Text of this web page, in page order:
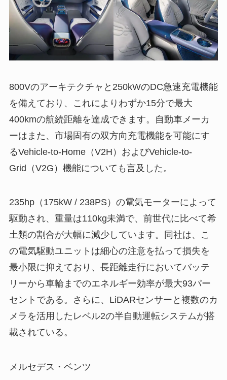
800Vのアーキテクチャと250kWのDC急速充電機能
を備えており、これによりわずか15分で最大
400kmの航続距離を達成できます。自動車メーカ
ーはまた、市場固有の双方向充電機能を可能にす
るVehicle-to-Home（V2H）およびVehicle-to-
Grid（V2G）機能についても言及した。
235hp（175kW / 238PS）の電気モーターによって
駆動され、重量は110kg未満で、前世代に比べて希
土類の割合が大幅に減少しています。同社は、こ
の電気駆動ユニットは細心の注意を払って損失を
最小限に抑えており、長距離走行においてバッテ
リーから車輪までのエネルギー効率が最大93パー
セントである。さらに、LiDARセンサーと複数のカ
メラを活用したレベル2の半自動運転システムが搭
載されている。
メルセデス・ベンツ